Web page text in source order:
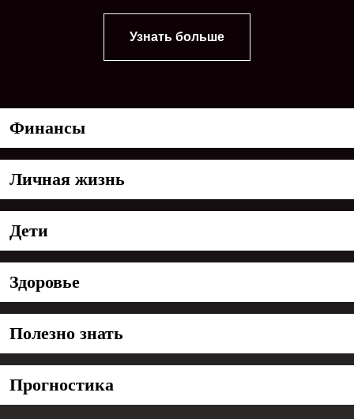
Узнать больше
Финансы
Личная жизнь
Дети
Здоровье
Полезно знать
Прогностика